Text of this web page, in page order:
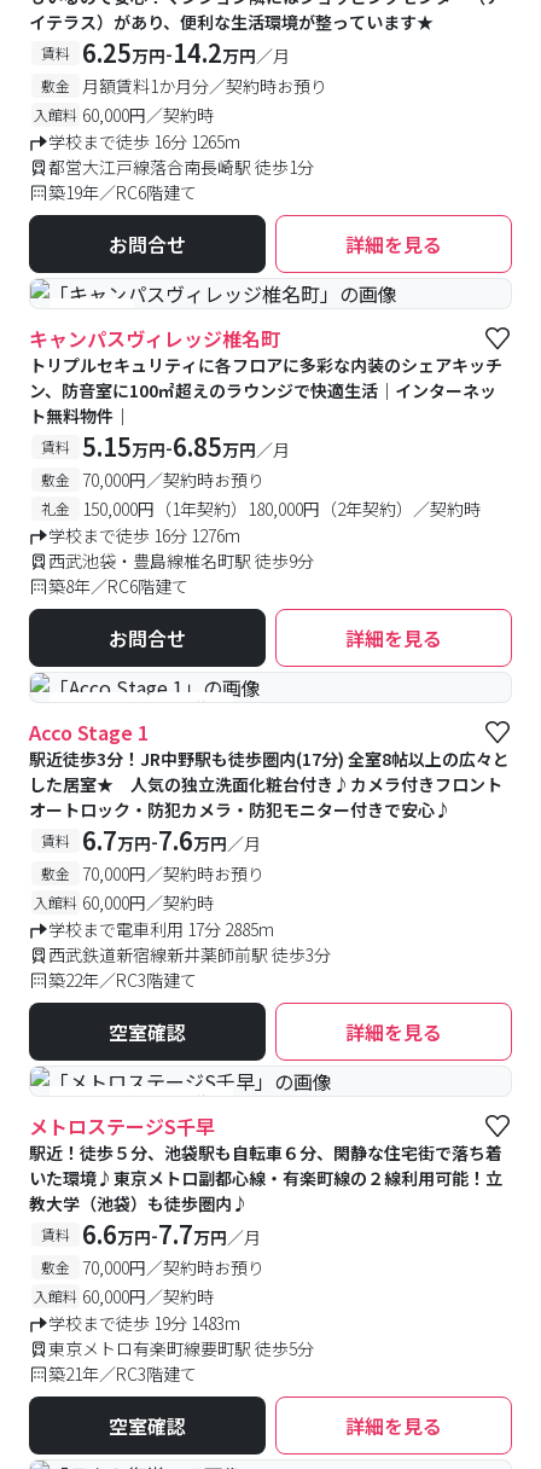
イテラス）があり、便利な生活環境が整っています★
賃料 6.25万円-14.2万円／月
敷金 月額賃料1か月分／契約時お預り
入館料 60,000円／契約時
学校まで徒歩 16分 1265m
都営大江戸線落合南長崎駅 徒歩1分
築19年／RC6階建て
お問合せ 詳細を見る
#食事付き
キャンパスヴィレッジ椎名町
トリプルセキュリティに各フロアに多彩な内装のシェアキッチ
ン、防音室に100㎡超えのラウンジで快適生活｜インターネッ
ト無料物件｜
賃料 5.15万円-6.85万円／月
敷金 70,000円／契約時お預り
礼金
150,000円（1年契約）180,000円（2年契約）／契約時
学校まで徒歩 16分 1276m
西武池袋・豊島線椎名町駅 徒歩9分
築8年／RC6階建て
お問合せ 詳細を見る
#予約受付中 #空室待ち
Acco Stage 1
駅近徒歩3分！JR中野駅も徒歩圏内(17分) 全室8帖以上の広々と
した居室★ 人気の独立洗面化粧台付き♪カメラ付きフロント
オートロック・防犯カメラ・防犯モニター付きで安心♪
賃料 6.7万円-7.6万円／月
敷金 70,000円／契約時お預り
入館料 60,000円／契約時
学校まで電車利用 17分 2885m
西武鉄道新宿線新井薬師前駅 徒歩3分
築22年／RC3階建て
空室確認 詳細を見る
#予約受付中 #空室待ち
メトロステージS千早
駅近！徒歩５分、池袋駅も自転車６分、閑静な住宅街で落ち着
いた環境♪東京メトロ副都心線・有楽町線の２線利用可能！立
教大学（池袋）も徒歩圏内♪
賃料 6.6万円-7.7万円／月
敷金 70,000円／契約時お預り
入館料 60,000円／契約時
学校まで徒歩 19分 1483m
東京メトロ有楽町線要町駅 徒歩5分
築21年／RC3階建て
空室確認 詳細を見る